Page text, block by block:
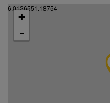
6.0126551.18754
+
-